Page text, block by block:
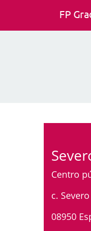
FP
Centro
c.
08950